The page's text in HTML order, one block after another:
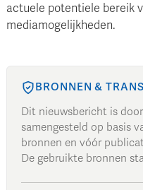
actuele potentiele bereik
mediamogelijkheden.
BRONNEN &
Dit nieuwsbericht is
samengesteld op basis
bronnen en vóór
De gebruikte bronnen